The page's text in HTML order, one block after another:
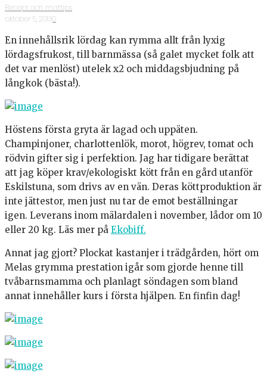
Recept och mattips
·oktober 5, 2013·0
En innehållsrik lördag kan rymma allt från lyxig
lördagsfrukost, till barnmässa (så galet mycket folk att
det var menlöst) utelek x2 och middagsbjudning på
långkok (bästa!).
Höstens första gryta är lagad och uppäten.
Champinjoner, charlottenlök, morot, högrev, tomat och
rödvin gifter sig i perfektion. Jag har tidigare berättat
att jag köper krav/ekologiskt kött från en gård utanför
Eskilstuna, som drivs av en vän. Deras köttproduktion är
inte jättestor, men just nu tar de emot beställningar
igen. Leverans inom mälardalen i november, lådor om 10
eller 20 kg. Läs mer på Ekobiff.
Annat jag gjort? Plockat kastanjer i trädgården, hört om
Melas grymma prestation igår som gjorde henne till
tvåbarnsmamma och planlagt söndagen som bland
annat innehåller kurs i första hjälpen. En finfin dag!